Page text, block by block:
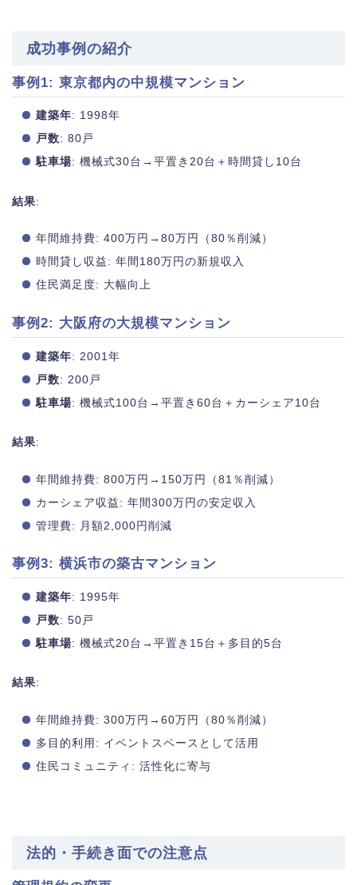
成功事例の紹介
事例1: 東京都内の中規模マンション
建築年: 1998年
戸数: 80戸
駐車場: 機械式30台→平置き20台＋時間貸し10台
結果:
年間維持費: 400万円→80万円（80％削減）
時間貸し収益: 年間180万円の新規収入
住民満足度: 大幅向上
事例2: 大阪府の大規模マンション
建築年: 2001年
戸数: 200戸
駐車場: 機械式100台→平置き60台＋カーシェア10台
結果:
年間維持費: 800万円→150万円（81％削減）
カーシェア収益: 年間300万円の安定収入
管理費: 月額2,000円削減
事例3: 横浜市の築古マンション
建築年: 1995年
戸数: 50戸
駐車場: 機械式20台→平置き15台＋多目的5台
結果:
年間維持費: 300万円→60万円（80％削減）
多目的利用: イベントスペースとして活用
住民コミュニティ: 活性化に寄与
法的・手続き面での注意点